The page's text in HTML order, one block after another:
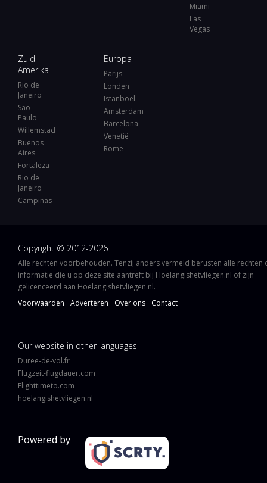
Miami
Las
Vegas
Zuid
Amerika
Rio de
Janeiro
São
Paulo
Willemstad
Buenos
Aires
Fortaleza
Rio de
Janeiro
Campinas
Europa
Parijs
Londen
Istanboel
Amsterdam
Barcelona
Venetië
Rome
Copyright © 2012-2026
Alle rechten voorbehouden. Tenzij anders vermeld berusten alle rechten
informatie die u op deze site aantreft bij Hoelangishetvliegen.nl of zijn
gelicenceerd aan Hoelangishetvliegen.nl.
Voorwaarden
Adverteren Over ons Contact
Our website in other languages
Duree-de-vol.fr
Flugzeit-flugdauer.com
Flighttimeto.com
hoelangishetvliegen.nl
Powered by